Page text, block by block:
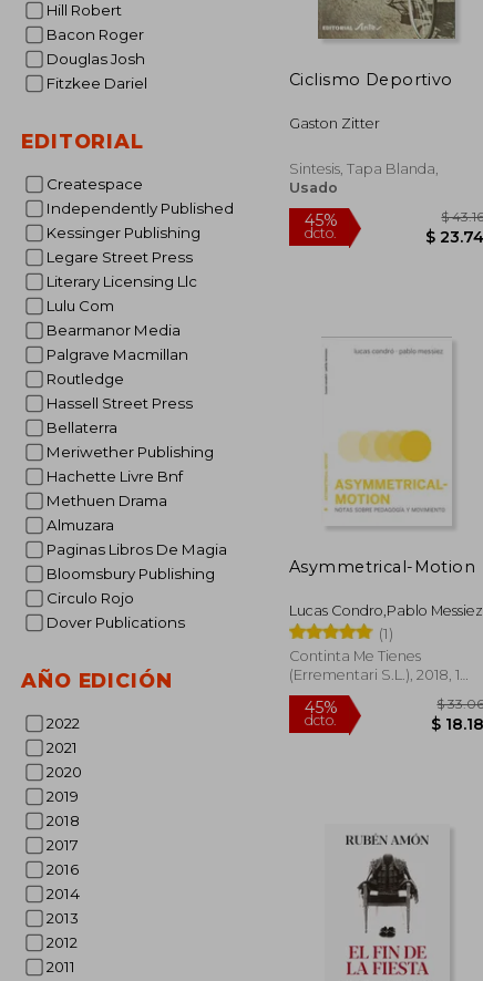
Hill Robert
Bacon Roger
Douglas Josh
Fitzkee Dariel
EDITORIAL
Createspace
Independently Published
Kessinger Publishing
Legare Street Press
Literary Licensing Llc
Lulu Com
Bearmanor Media
Palgrave Macmillan
Routledge
Hassell Street Press
Bellaterra
Meriwether Publishing
Hachette Livre Bnf
Methuen Drama
Almuzara
Paginas Libros De Magia
Bloomsbury Publishing
Circulo Rojo
Dover Publications
AÑO EDICIÓN
2022
2021
2020
2019
2018
2017
2016
2014
2013
2012
2011
Ciclismo Deportivo
Gaston Zitter
Sintesis, Tapa Blanda,
Usado
45%
dcto.
Asymmetrical-Motion
Lucas Condro,Pablo Messiez
(1)
Continta Me Tienes
(Errementari S.L.), 2018, 1
Edición, Tapa Blanda,
Nuevo